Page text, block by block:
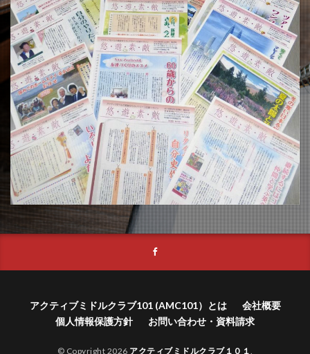
アクティブミドルクラブ101 (AMC101）とは
会社概要
個人情報保護方針
お問い合わせ・資料請求
© Copyright 2026 アクティブミドルクラブ１０１